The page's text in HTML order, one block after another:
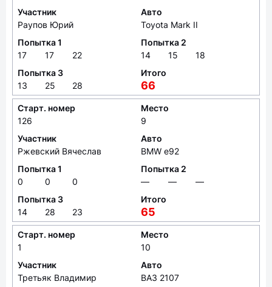
Участник
Раупов Юрий
Авто
Toyota Mark II
Попытка 1
17
17 22
Попытка 2
14
15
18
Попытка 3
13
25 28
Итого
66
Старт. номер
126
Место
9
Участник
Ржевский Вячеслав
Авто
BMW e92
Попытка 1
0
0 0
Попытка 2
—
—
—
Попытка 3
14
28 23
Итого
65
Старт. номер
1
Место
10
Участник
Третьяк Владимир
Авто
ВАЗ 2107